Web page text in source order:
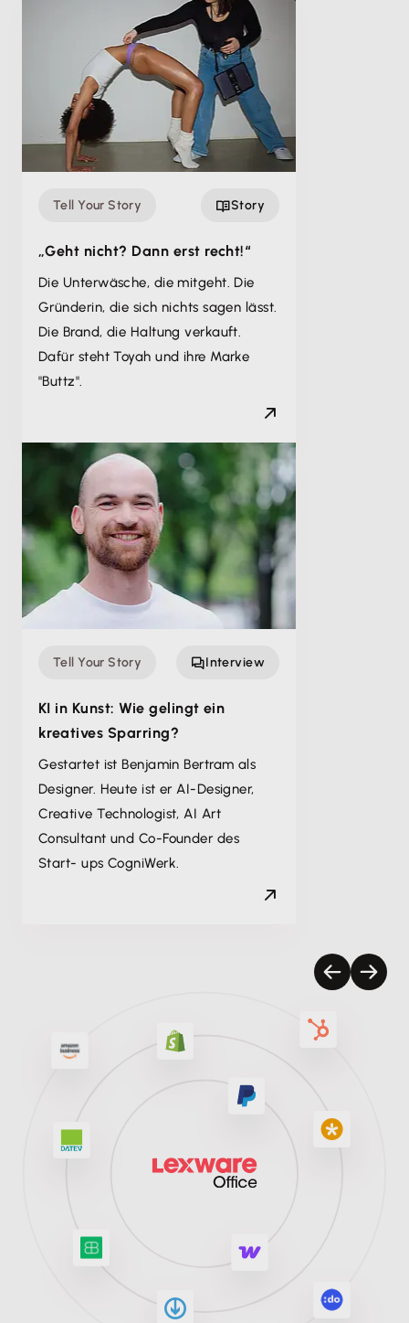
Tell Your Story Story
„Geht nicht? Dann erst recht!“
Die Unterwäsche, die mitgeht. Die
Gründerin, die sich nichts sagen lässt.
Die Brand, die Haltung verkauft.
Dafür steht Toyah und ihre Marke
"Buttz".
Tell Your Story Interview
KI in Kunst: Wie gelingt ein
kreatives Sparring?
Gestartet ist Benjamin Bertram als
Designer. Heute ist er AI-Designer,
Creative Technologist, AI Art
Consultant und Co-Founder des
Start- ups CogniWerk.